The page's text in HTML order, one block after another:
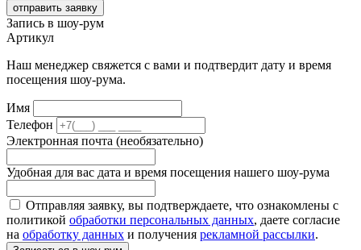
отправить заявку
Запись в шоу-рум
Артикул
Наш менеджер свяжется с вами и подтвердит дату и время
посещения шоу-рума.
Имя
Телефон
Электронная почта (необязательно)
Удобная для вас дата и время посещения нашего шоу-рума
Отправляя заявку, вы подтверждаете, что ознакомлены с
политикой обработки персональных данных, даете согласие
на обработку данных и получения рекламной рассылки.